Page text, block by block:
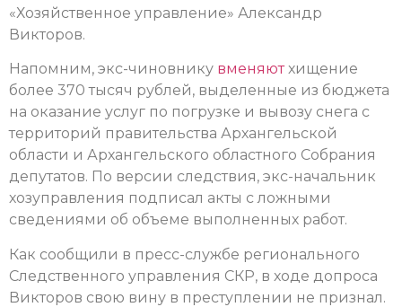
«Хозяйственное управление» Александр
Викторов.
Напомним, экс-чиновнику вменяютхищение
более 370 тысяч рублей, выделенные из бюджета
на оказание услуг по погрузке и вывозу снега с
территорий правительства Архангельской
области и Архангельского областного Собрания
депутатов. По версии следствия, экс-начальник
хозуправления подписал акты с ложными
сведениями об объеме выполненных работ.
Как сообщили в пресс-службе регионального
Следственного управления СКР, в ходе допроса
Викторов свою вину в преступлении не признал.